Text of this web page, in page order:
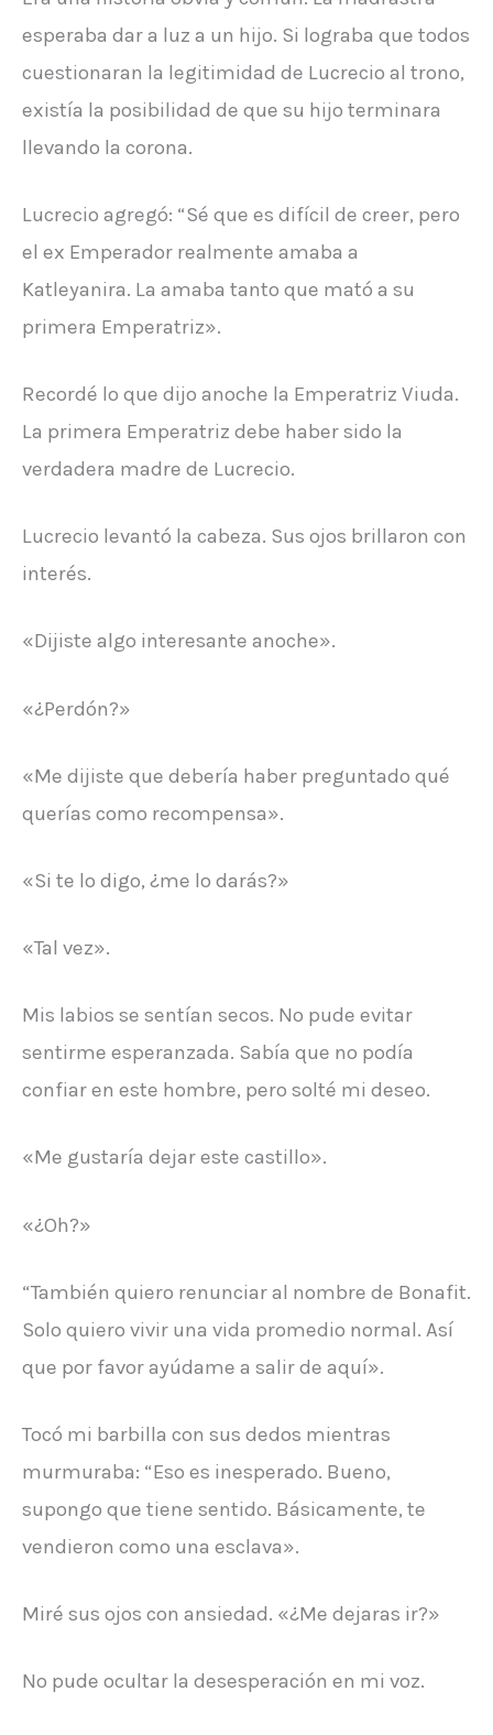
esperaba dar a luz a un hijo. Si lograba que todos
cuestionaran la legitimidad de Lucrecio al trono,
existía la posibilidad de que su hijo terminara
llevando la corona.
Lucrecio agregó: “Sé que es difícil de creer, pero
el ex Emperador realmente amaba a
Katleyanira. La amaba tanto que mató a su
primera Emperatriz».
Recordé lo que dijo anoche la Emperatriz Viuda.
La primera Emperatriz debe haber sido la
verdadera madre de Lucrecio.
Lucrecio levantó la cabeza. Sus ojos brillaron con
interés.
«Dijiste algo interesante anoche».
«¿Perdón?»
«Me dijiste que debería haber preguntado qué
querías como recompensa».
«Si te lo digo, ¿me lo darás?»
«Tal vez».
Mis labios se sentían secos. No pude evitar
sentirme esperanzada. Sabía que no podía
confiar en este hombre, pero solté mi deseo.
«Me gustaría dejar este castillo».
«¿Oh?»
“También quiero renunciar al nombre de Bonafit.
Solo quiero vivir una vida promedio normal. Así
que por favor ayúdame a salir de aquí».
Tocó mi barbilla con sus dedos mientras
murmuraba: “Eso es inesperado. Bueno,
supongo que tiene sentido. Básicamente, te
vendieron como una esclava».
Miré sus ojos con ansiedad. «¿Me dejaras ir?»
No pude ocultar la desesperación en mi voz.